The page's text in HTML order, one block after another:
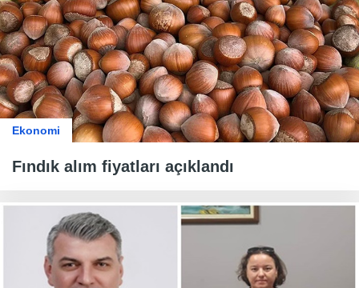
Ekonomi
Fındık alım fiyatları açıklandı